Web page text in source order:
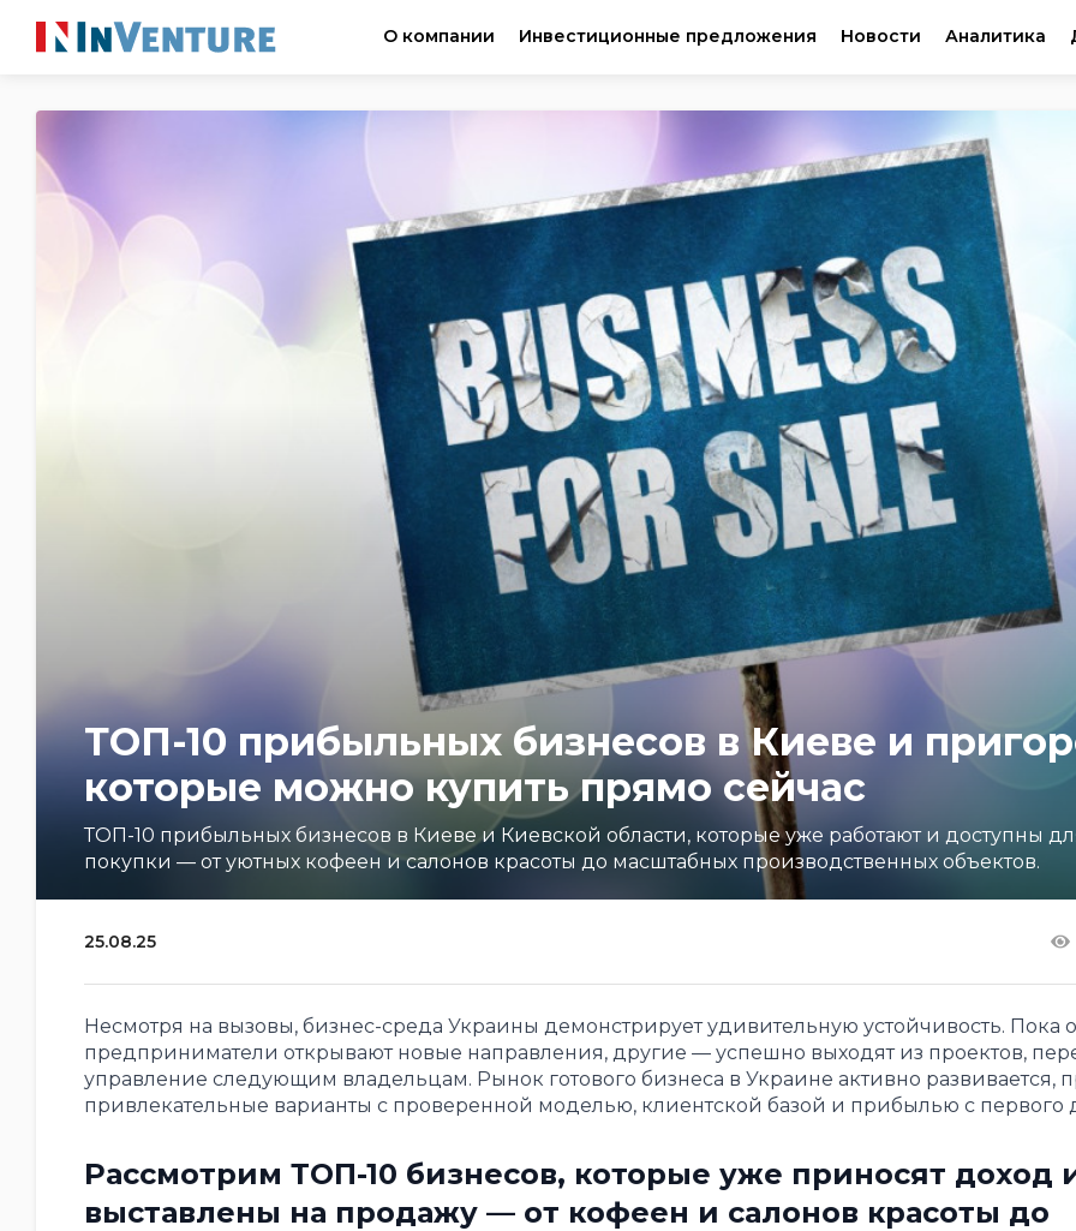
О компании Инвестиционные предложения Новости Аналитика
ТОП-10 прибыльных бизнесов в Киеве и
которые можно купить прямо сейчас
ТОП-10 прибыльных бизнесов в Киеве и Киевской области, которые уже работают и доступны
покупки — от уютных кофеен и салонов красоты до масштабных производственных объектов.
25.08.25
Несмотря на вызовы, бизнес-среда Украины демонстрирует удивительную устойчивость. Пока
предприниматели открывают новые направления, другие — успешно выходят из проектов,
управление следующим владельцам. Рынок готового бизнеса в Украине активно развивается,
привлекательные варианты с проверенной моделью, клиентской базой и прибылью с первого
Рассмотрим ТОП-10 бизнесов, которые уже приносят доход
выставлены на продажу — от кофеен и салонов красоты до